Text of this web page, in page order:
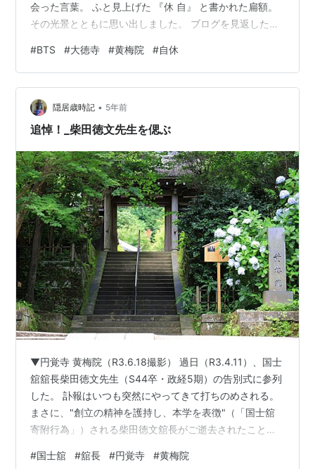
会った言葉。 ふと見上げた 『休 自』 と書かれた扁額。
その光景とともに思い出しました。 ブログを見返したら
巡った時のことでした。 BTSの皆さんだけでなく 私たち
にとっても 今まさに 『自休』が必要な時期なのかもしれ
ませんね。 どんな意味なのか・・・？ 抜粋（一部加筆修
正）してリブログします。 ---------------------------- ＠
大徳寺 龍源院 日本最小…
#BTS #大徳寺 #黄梅院 #自休
隠居歳時記 • 5年前
追悼！_柴田徳文先生を偲ぶ
▼円覚寺 黄梅院（R3.6.18撮影） 過日（R3.4.11）、国士
舘舘長柴田徳文先生（S44卒・政経5期）の告別式に参列
した。 訃報はいつも突然にやってきて打ちのめされる。
まさに、"創立の精神を護持し、本学を表徴"（「国士舘
寄附行為」）される柴田徳文舘長がご逝去されたこと
生にとっても痛恨の極みであるとしか言いようがない。
#国士舘 #舘長 #円覚寺 #黄梅院